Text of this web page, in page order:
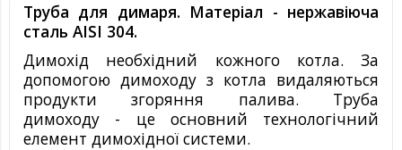
Труба для димаря. Матеріал - нержавіюча
сталь AISI 304.
Димохід необхідний кожного котла. За
допомогою димоходу з котла видаляються
продукти згоряння палива. Труба
димоходу - це основний технологічний
елемент димохідної системи.